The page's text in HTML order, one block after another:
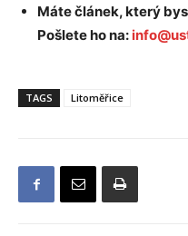
Máte článek, který
Pošlete ho na:
TAGS Litoměřice